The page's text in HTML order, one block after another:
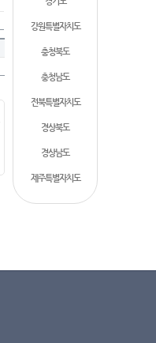
강원특별자치도
충청북도
충청남도
전북특별자치도
경상북도
경상남도
제주특별자치도